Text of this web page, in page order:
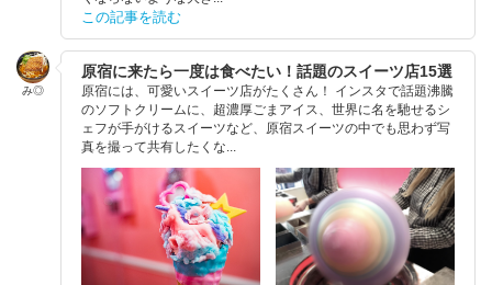
この記事を読む
み◎
原宿に来たら一度は食べたい！話題のスイーツ店15選
原宿には、可愛いスイーツ店がたくさん！ インスタで話題沸騰
のソフトクリームに、超濃厚ごまアイス、世界に名を馳せるシ
ェフが手がけるスイーツなど、原宿スイーツの中でも思わず写
真を撮って共有したくな...